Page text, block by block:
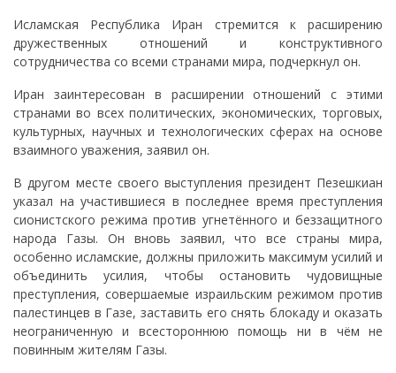
Исламская Республика Иран стремится к расширению
дружественных отношений и конструктивного
сотрудничества со всеми странами мира, подчеркнул он.
Иран заинтересован в расширении отношений с этими
странами во всех политических, экономических, торговых,
культурных, научных и технологических сферах на основе
взаимного уважения, заявил он.
В другом месте своего выступления президент Пезешкиан
указал на участившиеся в последнее время преступления
сионистского режима против угнетённого и беззащитного
народа Газы. Он вновь заявил, что все страны мира,
особенно исламские, должны приложить максимум усилий и
объединить усилия, чтобы остановить чудовищные
преступления, совершаемые израильским режимом против
палестинцев в Газе, заставить его снять блокаду и оказать
неограниченную и всестороннюю помощь ни в чём не
повинным жителям Газы.